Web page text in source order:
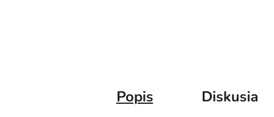
Popis Diskusia